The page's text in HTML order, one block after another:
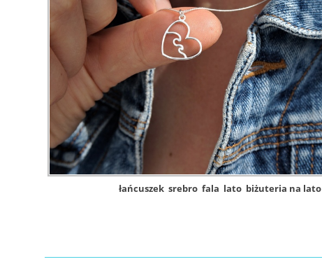
łańcuszek srebro fala lato biżuteria na lato